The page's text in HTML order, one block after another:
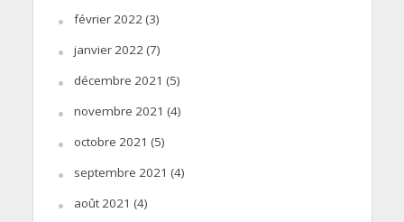
février 2022(3)
janvier 2022(7)
décembre 2021 (5)
novembre 2021 (4)
octobre 2021 (5)
septembre 2021 (4)
août 2021 (4)